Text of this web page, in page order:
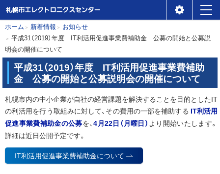
本
文
へ
札幌市エレクトロニクスセ
ンター
ニ
現
在
位
層
ホーム 新着情報
お知らせ
平成31（2019）年度 IT利活用促進事業費補助金 公募の開始と公募説
明会の開催について
平成31（2019）年度 IT利活用促進事業費補助
金 公募の開始と公募説明会の開催について
札幌市内の中小企業が自社の経営課題を解決することを目的としたIT
の利活用を行う取組みに対して、その費用の一部を補助する IT利活用
促進事業費補助金の公募を、4月22日（月曜日） より開始いたします。
詳細は近日公開予定です。
IT利活用促進事業費補助金について